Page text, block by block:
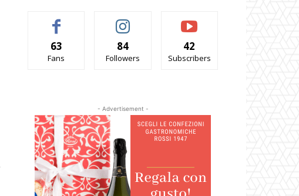
63
Fans
84
Followers
42
Subscribers
- Advertisement -